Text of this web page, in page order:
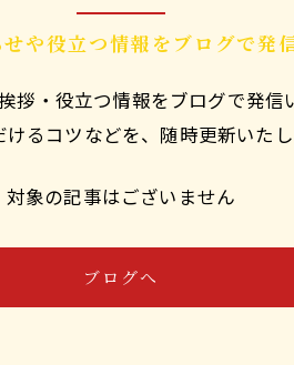
せや役立つ情報をブログで発
拶・役立つ情報をブログで発信
るコツなどを、随時更新いた
対象の記事はございません
ブログへ